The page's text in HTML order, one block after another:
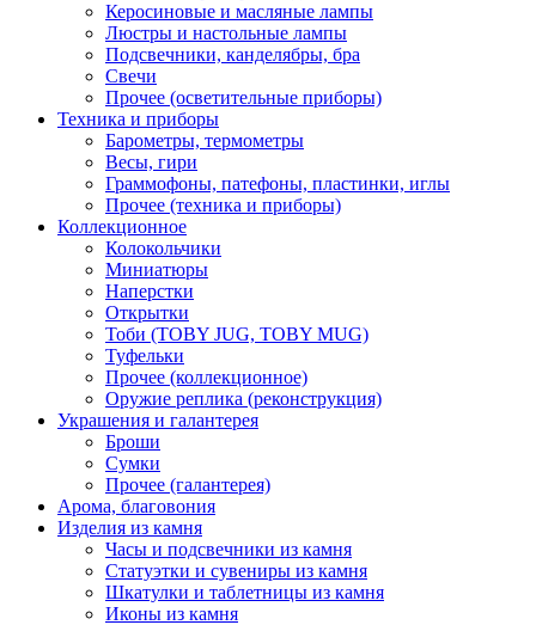
Керосиновые и масляные лампы
Люстры и настольные лампы
Подсвечники, канделябры, бра
Свечи
Прочее (осветительные приборы)
Техника и приборы
Барометры, термометры
Весы, гири
Граммофоны, патефоны, пластинки, иглы
Прочее (техника и приборы)
Коллекционное
Колокольчики
Миниатюры
Наперстки
Открытки
Тоби (TOBY JUG, TOBY MUG)
Туфельки
Прочее (коллекционное)
Оружие реплика (реконструкция)
Украшения и галантерея
Броши
Сумки
Прочее (галантерея)
Арома, благовония
Изделия из камня
Часы и подсвечники из камня
Статуэтки и сувениры из камня
Шкатулки и таблетницы из камня
Иконы из камня